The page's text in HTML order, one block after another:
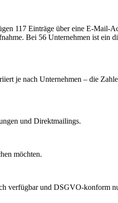
117 Einträge über eine E-Mail-
Bei 56 Unternehmen ist ein
je nach Unternehmen – die
und Direktmailings.
möchten.
verfügbar und DSGVO-konform